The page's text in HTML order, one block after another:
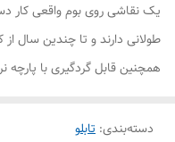
یک نقاشی روی بوم واقعی کار
طولانی دارند و تا چندین سال
همچنین قابل گردگیری با پارچه
دسته‌بندی: تابلو